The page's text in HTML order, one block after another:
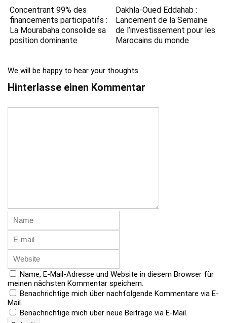
Concentrant 99% des
financements participatifs :
La Mourabaha consolide sa
position dominante
Dakhla-Oued Eddahab :
Lancement de la Semaine
de l’investissement pour les
Marocains du monde
We will be happy to hear your thoughts
Hinterlasse einen Kommentar
Name, E-Mail-Adresse und Website in diesem Browser für
meinen nächsten Kommentar speichern.
Benachrichtige mich über nachfolgende Kommentare via E-
Mail.
Benachrichtige mich über neue Beiträge via E-Mail.